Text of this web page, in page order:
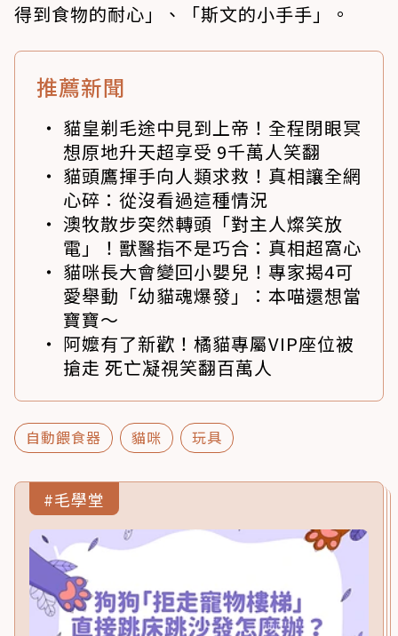
得到食物的耐心」、「斯文的小手手」。
推薦新聞
貓皇剃毛途中見到上帝！全程閉眼冥
想原地升天超享受 9千萬人笑翻
貓頭鷹揮手向人類求救！真相讓全網
心碎：從沒看過這種情況
澳牧散步突然轉頭「對主人燦笑放
電」！獸醫指不是巧合：真相超窩心
貓咪長大會變回小嬰兒！專家揭4可
愛舉動「幼貓魂爆發」：本喵還想當
寶寶～
阿嬤有了新歡！橘貓專屬VIP座位被
搶走 死亡凝視笑翻百萬人
自動餵食器 貓咪 玩具
#毛學堂